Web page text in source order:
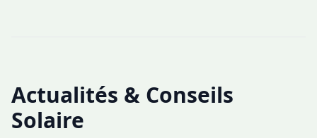
Actualités & Conseils
Solaire